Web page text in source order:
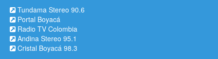
Tundama Stereo 90.6
Portal Boyacá
Radio TV Colombia
Andina Stereo 95.1
Cristal Boyacá 98.3